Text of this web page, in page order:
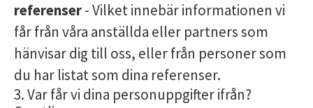
referenser- Vilket innebär informationen vi
får från våra anställda eller partners som
hänvisar dig till oss, eller från personer som
du har listat som dina referenser.
3. Var får vi dina personuppgifter ifrån?